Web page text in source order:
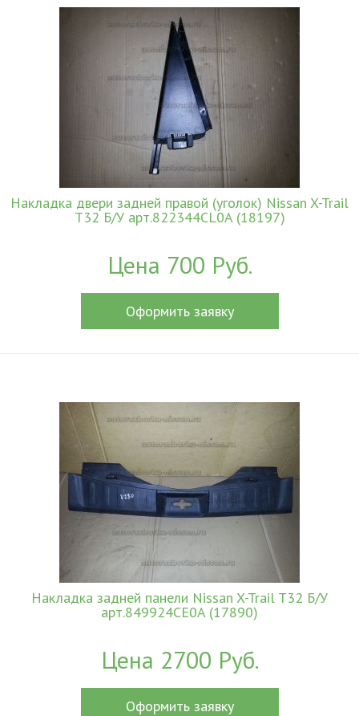
Накладка двери задней правой (уголок) Nissan X-Trail
T32 Б/У арт.822344CL0A (18197)
Цена 700 Руб.
Оформить заявку
Накладка задней панели Nissan X-Trail T32 Б/У
арт.849924CE0A (17890)
Цена 2700 Руб.
Оформить заявку